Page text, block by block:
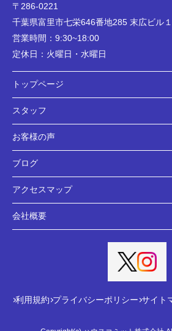
〒286-0221
千葉県富里市七栄646番地285 末広ビル１
営業時間： 9:30~18:00
定休日： 火曜日・水曜日
トップページ
スタッフ
お客様の声
ブログ
アクセスマップ
会社概要
利用規約 プライバシーポリシー サイト